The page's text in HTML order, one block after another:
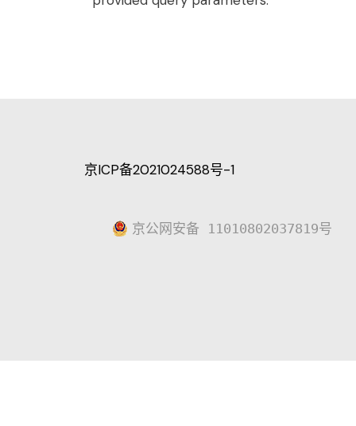
京ICP备2021024588号-1
京公网安备 11010802037819号